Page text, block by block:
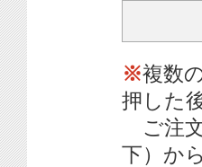
※複数
押した
ご注
下）か